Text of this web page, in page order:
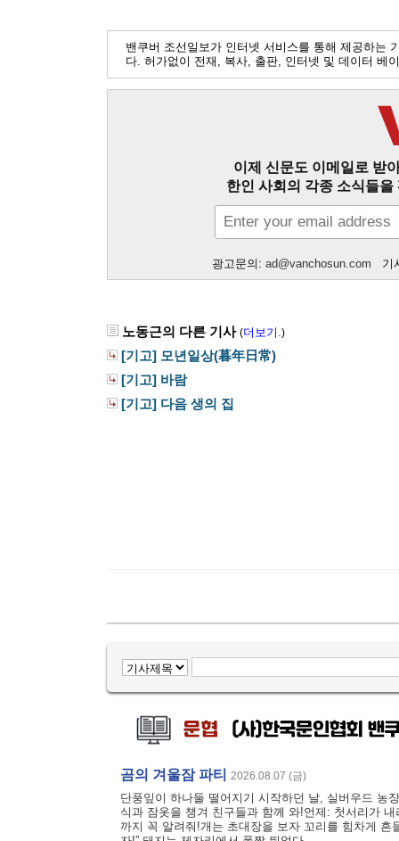
밴쿠버 조선일보가 인터넷 서비스를 통해 제공하는
다. 허가없이 전재, 복사, 출판, 인터넷 및 데이터 베
이제 신문도 이메일로 받
한인 사회의 각종 소식들
광고문의: ad@vanchosun.com 기
노동근의 다른 기사 (더보기.)
[기고] 모년일상(暮年日常)
[기고] 바람
[기고] 다음 생의 집
곰의 겨울잠 파티 2026.08.07 (금)
단풍잎이 하나둘 떨어지기 시작하던 날, 실버우드 농
식과 잠옷을 챙겨 친구들과 함께 와!언제: 첫서리가
까지 꼭 알려줘!개는 초대장을 보자 꼬리를 힘차게